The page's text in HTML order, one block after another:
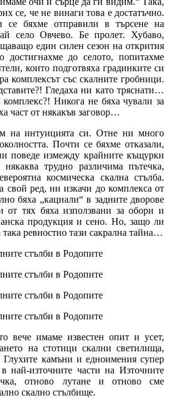
се, че не винаги това е достатъчно.
се бяхме отправили в търсене на
село Овчево. Бе пролет. Хубаво,
един силен сезон на открития
достигнахме до селото, попитахме
които подготвяха градинките си
комплексът със скалните гробници.
Гледаха ни като тряснати…
Никога не бяха чували за
част от някакъв заговор…
на интуицията си. Отне ни много
Почти се бяхме отказали,
поведе измежду крайните къщурки
трудно различима пътечка,
космическа скална стълба.
свой ред, ни изкачи до комплекса от
бяха „кацнали“ в задните дворове
тях бяха използвани за обори и
продукция и сено. Но, защо ли
така ревностно тази сакрална тайна…
вече имаме известен опит и усет,
на стотици скални светилища,
Глухите камъни и едноимения супер
най-източните части на Източните
отново лутане и отново сме
скално стълбище.